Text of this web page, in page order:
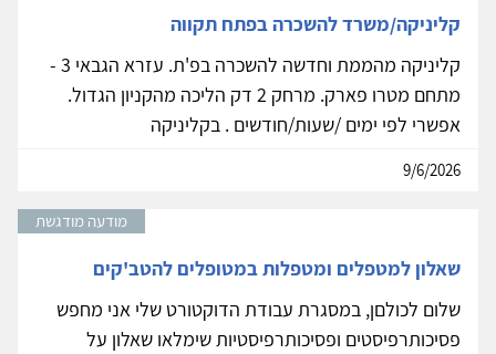
קליניקה/משרד להשכרה בפתח תקווה
קליניקה מהממת וחדשה להשכרה בפ'ת. עזרא הגבאי 3 -
מתחם מטרו פארק. מרחק 2 דק הליכה מהקניון הגדול.
אפשרי לפי ימים /שעות/חודשים . בקליניקה
9/6/2026
מודעה מודגשת
שאלון למטפלים ומטפלות במטופלים להטב'קים
שלום לכולםן, במסגרת עבודת הדוקטורט שלי אני מחפש
פסיכותרפיסטים ופסיכותרפיסטיות שימלאו שאלון על